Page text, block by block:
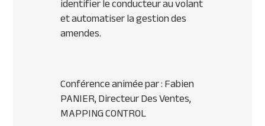
et automatiser la gestion des
amendes.
Conférence animée par : Fabien
PANIER, Directeur Des Ventes,
MAPPING CONTROL